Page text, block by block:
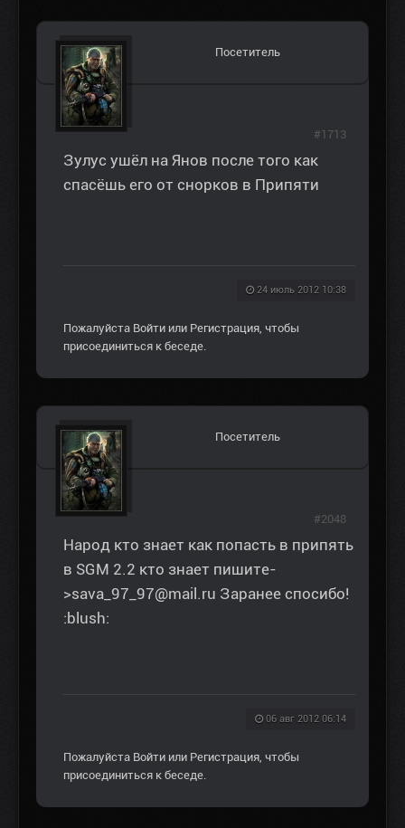
Посетитель
Зулус ушёл на Янов после того как
спасёшь его от снорков в Припяти
24 июль 2012 10:38
#1713
Пожалуйста Войти или Регистрация , чтобы
присоединиться к беседе.
Посетитель
Народ кто знает как попасть в припять
в SGM 2.2 кто знает пишите-
>sava_97_97@mail.ru Заранее спосибо!
:blush:
06 авг 2012 06:14
#2048
Пожалуйста Войти или Регистрация , чтобы
присоединиться к беседе.